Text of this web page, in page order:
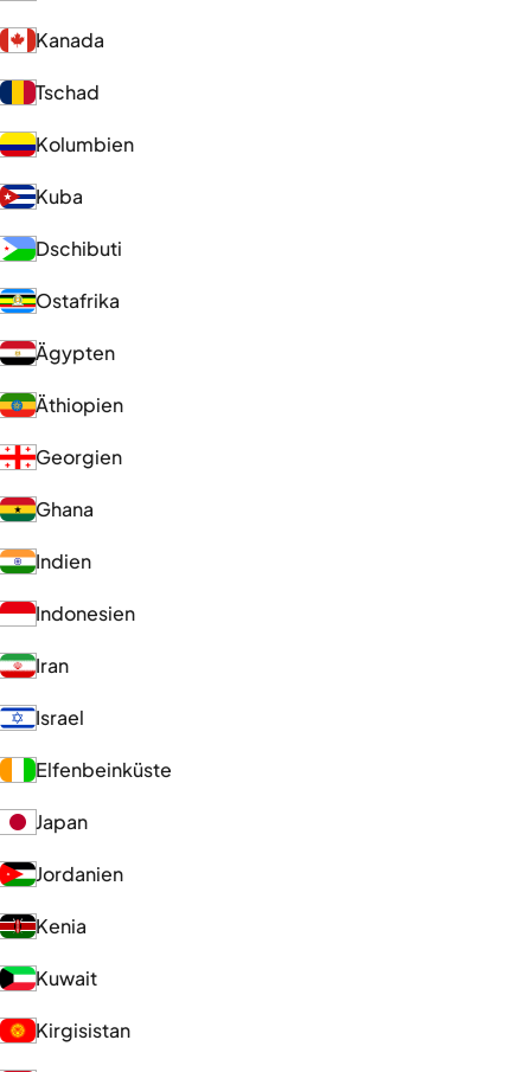
Kanada
Tschad
Kolumbien
Kuba
Dschibuti
Ostafrika
Ägypten
Äthiopien
Georgien
Ghana
Indien
Indonesien
Iran
Israel
Elfenbeinküste
Japan
Jordanien
Kenia
Kuwait
Kirgisistan